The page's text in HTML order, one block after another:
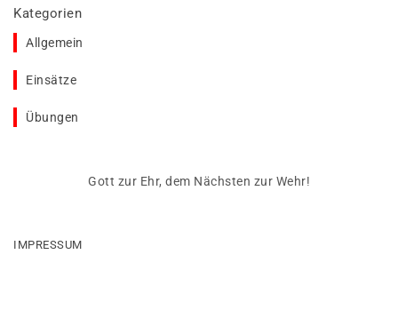
Kategorien
Allgemein
Einsätze
Übungen
Gott zur Ehr, dem Nächsten zur Wehr!
IMPRESSUM